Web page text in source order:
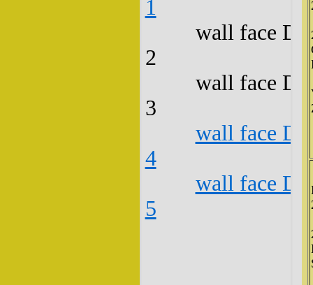
1
wall face
2
wall face
3
wall face
4
wall face
5